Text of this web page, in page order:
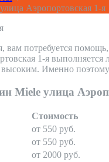
Аэропортовская 1-я
потребуется
1-я выполняется
Именно
Miele улица
Стоимость
от 550 руб.
от 550 руб.
от 2000 руб.